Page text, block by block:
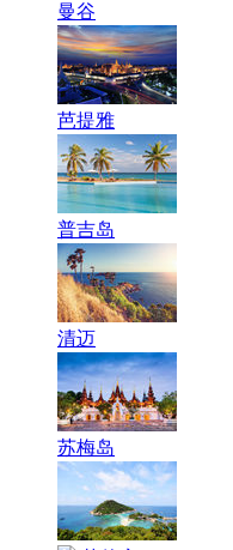
曼谷
芭提雅
普吉岛
清迈
苏梅岛